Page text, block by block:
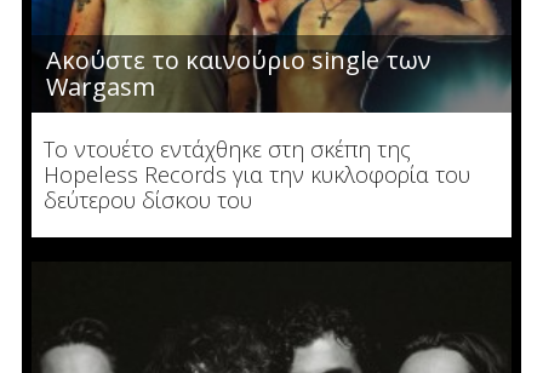
Ακούστε το καινούριο single των
Wargasm
To ντουέτο εντάχθηκε στη σκέπη της
Hopeless Records για την κυκλοφορία του
δεύτερου δίσκου του